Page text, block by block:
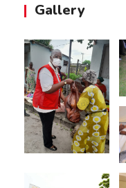
Gallery